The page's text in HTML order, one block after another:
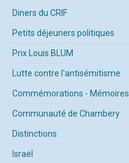
Diners du CRIF
Petits déjeuners politiques
Prix Louis BLUM
Lutte contre l'antisémitisme
Commémorations - Mémoires
Communauté de Chambery
Distinctions
Israël